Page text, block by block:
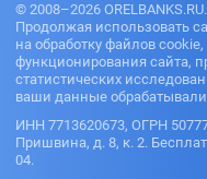
© 2008–2026 ORELBANKS.RU.
Продолжая использовать
на обработку файлов
функционирования сайта,
статистических
ваши данные
ИНН 7713620673, ОГРН
Пришвина, д. 8, к. 2.
04.